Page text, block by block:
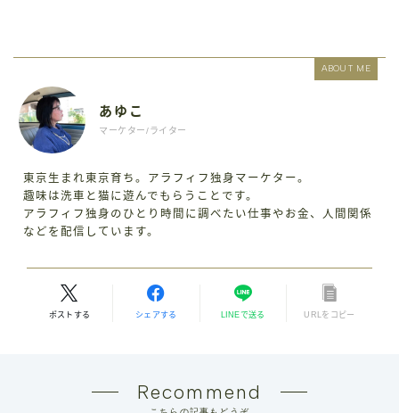
ABOUT ME
あゆこ
マーケター/ライター
東京生まれ東京育ち。アラフィフ独身マーケター。
趣味は洗車と猫に遊んでもらうことです。
アラフィフ独身のひとり時間に調べたい仕事やお金、人間関係
などを配信しています。
ポストする シェアする LINEで送る URLをコピー
Recommend